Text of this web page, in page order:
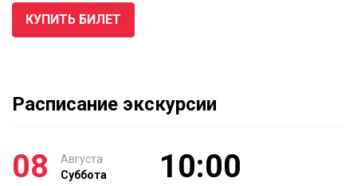
КУПИТЬ БИЛЕТ
Расписание экскурсии
08
Августа
Суббота
10:00